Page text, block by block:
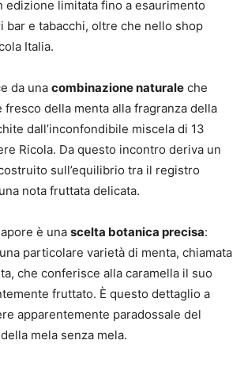
edizione limitata fino a esaurimento
bar e tabacchi, oltre che nello shop
Italia.
da una combinazione naturale che
fresco della menta alla fragranza della
dall’inconfondibile miscela di 13
Ricola. Da questo incontro deriva un
sull’equilibrio tra il registro
nota fruttata delicata.
è una scelta botanica precisa:
particolare varietà di menta, chiamata
che conferisce alla caramella il suo
fruttato. È questo dettaglio a
apparentemente paradossale del
mela senza mela.